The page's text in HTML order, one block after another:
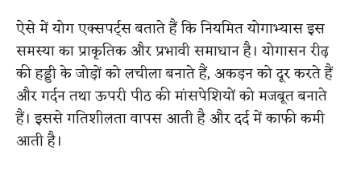
ऐसे में योग एक्सपर्ट्स बताते हैं कि नियमित योगाभ्यास इस
समस्या का प्राकृतिक और प्रभावी समाधान है। योगासन रीढ़
की हड्डी के जोड़ों को लचीला बनाते हैं, अकड़न को दूर करते हैं
और गर्दन तथा ऊपरी पीठ की मांसपेशियों को मजबूत बनाते
हैं। इससे गतिशीलता वापस आती है और दर्द में काफी कमी
आती है।